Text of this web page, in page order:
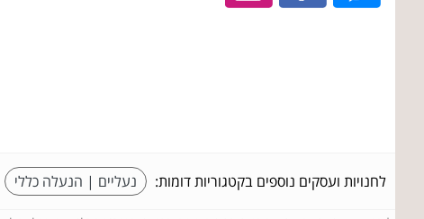
לחנויות ועסקים נוספים בקטגוריות דומות: נעליים | הנעלה כללי